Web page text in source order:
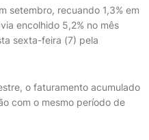
setembro, recuando 1,3% em
encolhido 5,2% no mês
sexta-feira (7) pela
o faturamento acumulado
com o mesmo período de